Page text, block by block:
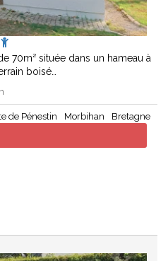
70m² située dans un hameau à
boisé…
de Pénestin Morbihan Bretagne